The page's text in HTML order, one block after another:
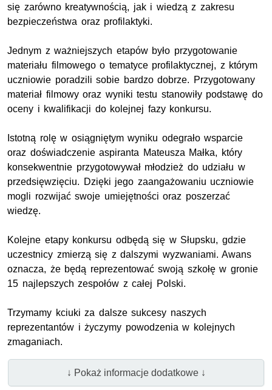
się zarówno kreatywnością, jak i wiedzą z zakresu
bezpieczeństwa oraz profilaktyki.
Jednym z ważniejszych etapów było przygotowanie
materiału filmowego o tematyce profilaktycznej, z którym
uczniowie poradzili sobie bardzo dobrze. Przygotowany
materiał filmowy oraz wyniki testu stanowiły podstawę do
oceny i kwalifikacji do kolejnej fazy konkursu.
Istotną rolę w osiągniętym wyniku odegrało wsparcie
oraz doświadczenie aspiranta Mateusza Małka, który
konsekwentnie przygotowywał młodzież do udziału w
przedsięwzięciu. Dzięki jego zaangażowaniu uczniowie
mogli rozwijać swoje umiejętności oraz poszerzać
wiedzę.
Kolejne etapy konkursu odbędą się w Słupsku, gdzie
uczestnicy zmierzą się z dalszymi wyzwaniami. Awans
oznacza, że będą reprezentować swoją szkołę w gronie
15 najlepszych zespołów z całej Polski.
Trzymamy kciuki za dalsze sukcesy naszych
reprezentantów i życzymy powodzenia w kolejnych
zmaganiach.
↓ Pokaż informacje dodatkowe ↓